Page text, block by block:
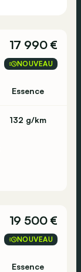
17 990 €
NOUVEAU
Essence
132 g/km
19 500 €
NOUVEAU
Essence